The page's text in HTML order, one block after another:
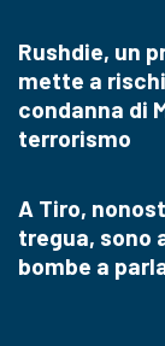
Rushdie, un
mette a
condanna di
terrorismo
A Tiro,
tregua, sono
bombe a